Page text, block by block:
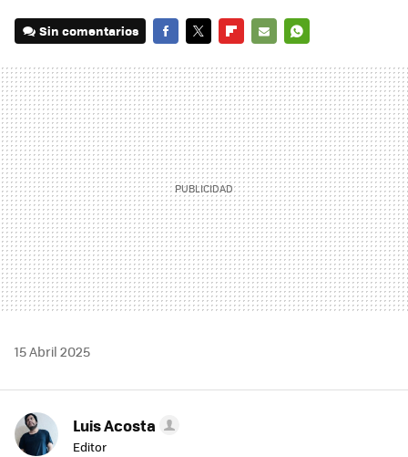
Sin comentarios
MAIL
15 Abril 2025
Luis Acosta
Editor